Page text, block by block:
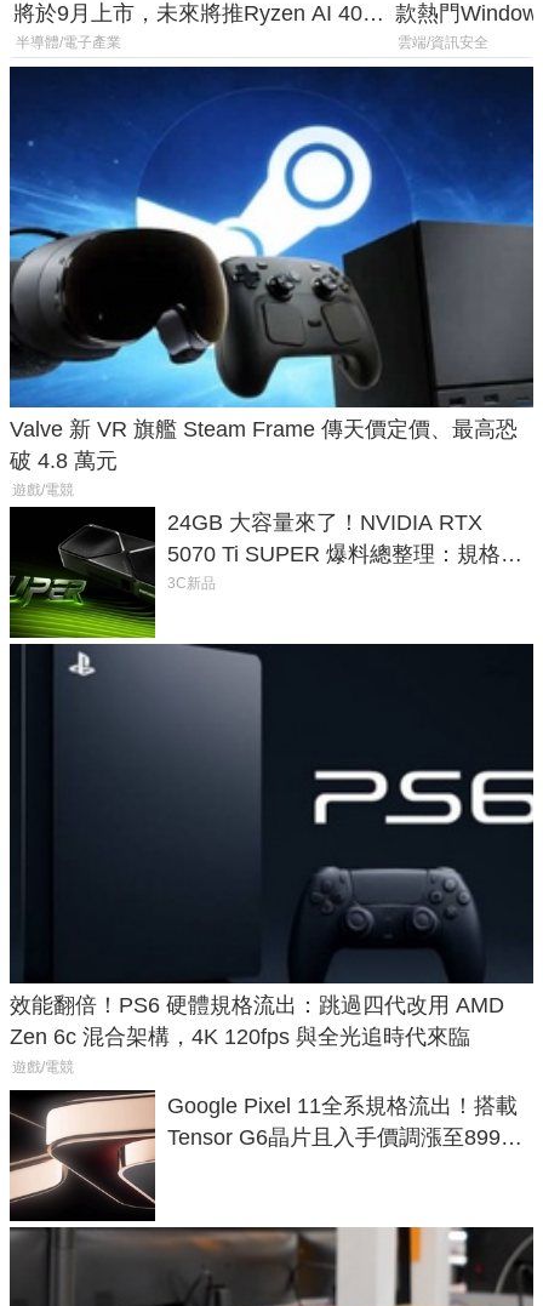
將於9月上市，未來將推Ryzen AI 400
Max系列處理器與對應升級版
半導體/電子產業
款熱門
機
雲端/資訊安全
Valve 新 VR 旗艦 Steam Frame 傳天價定價、最高恐
破 4.8 萬元
遊戲/電競
24GB 大容量來了！NVIDIA RTX
5070 Ti SUPER 爆料總整理：規格、
功耗、上市時間
3C新品
效能翻倍！PS6 硬體規格流出：跳過四代改用 AMD
Zen 6c 混合架構，4K 120fps 與全光追時代來臨
遊戲/電競
Google Pixel 11全系規格流出！搭載
Tensor G6晶片且入手價調漲至899美